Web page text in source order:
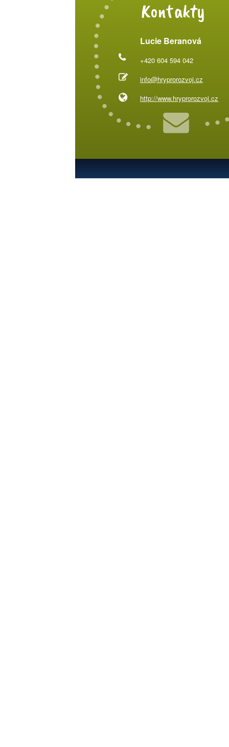
Kontakty
Lucie Beranová
+420 604 594 042
info@hryprorozvoj.cz
http://www.hryprorozvoj.cz